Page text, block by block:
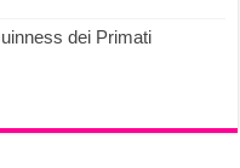
dei Primati